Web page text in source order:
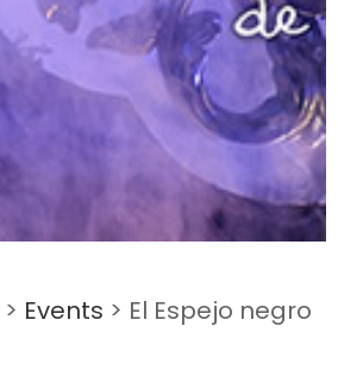
> Events > El Espejo negro